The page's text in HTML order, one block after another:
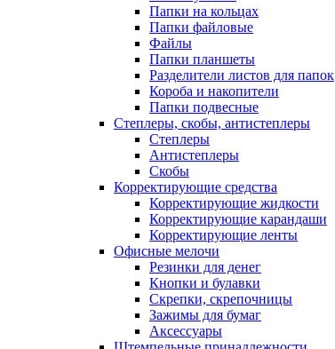
Папки на кольцах
Папки файловые
Файлы
Папки планшеты
Разделители листов для папок
Короба и накопители
Папки подвесные
Степлеры, скобы, антистеплеры
Степлеры
Антистеплеры
Скобы
Корректирующие средства
Корректирующие жидкости
Корректирующие карандаши
Корректирующие ленты
Офисные мелочи
Резинки для денег
Кнопки и булавки
Скрепки, скрепочницы
Зажимы для бумаг
Аксессуары